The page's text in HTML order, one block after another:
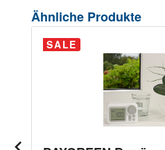
Produktgalerie
Ähnliche Produkte
SALE